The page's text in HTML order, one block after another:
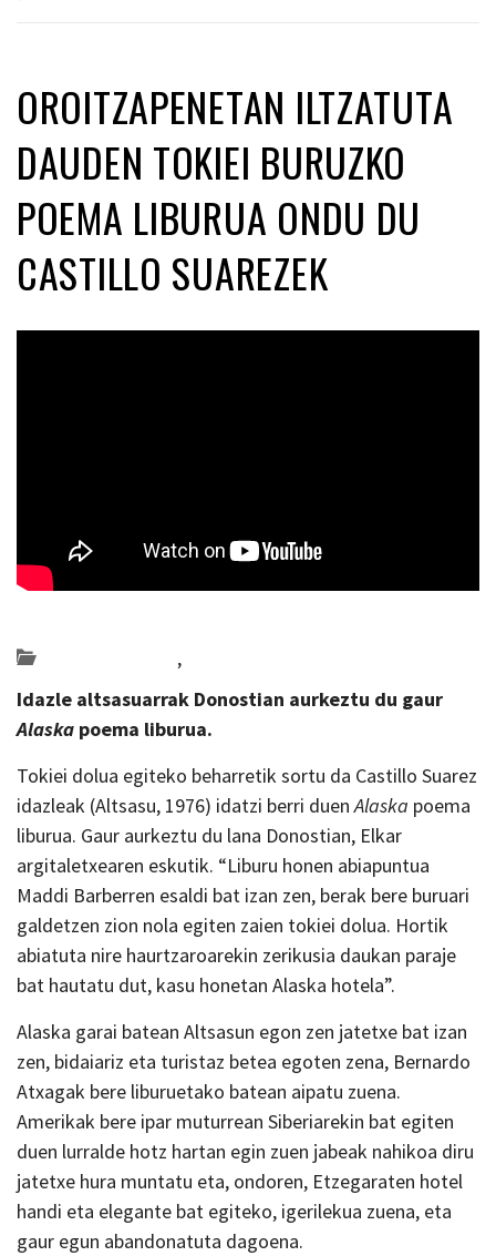
OROITZAPENETAN ILTZATUTA
DAUDEN TOKIEI BURUZKO
POEMA LIBURUA ONDU DU
CASTILLO SUAREZEK
,
Idazle altsasuarrak Donostian aurkeztu du gaur
Alaska poema liburua.
Tokiei dolua egiteko beharretik sortu da Castillo Suarez
idazleak (Altsasu, 1976) idatzi berri duenAlaska poema
liburua. Gaur aurkeztu du lana Donostian, Elkar
argitaletxearen eskutik. “Liburu honen abiapuntua
Maddi Barberren esaldi bat izan zen, berak bere buruari
galdetzen zion nola egiten zaien tokiei dolua. Hortik
abiatuta nire haurtzaroarekin zerikusia daukan paraje
bat hautatu dut, kasu honetan Alaska hotela”.
Alaska garai batean Altsasun egon zen jatetxe bat izan
zen, bidaiariz eta turistaz betea egoten zena, Bernardo
Atxagak bere liburuetako batean aipatu zuena.
Amerikak bere ipar muturrean Siberiarekin bat egiten
duen lurralde hotz hartan egin zuen jabeak nahikoa diru
jatetxe hura muntatu eta, ondoren, Etzegaraten hotel
handi eta elegante bat egiteko, igerilekua zuena, eta
gaur egun abandonatuta dagoena.